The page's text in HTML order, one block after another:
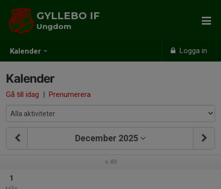
Kalender Logga in
GYLLEBO IF
Ungdom
Kalender
Gå till idag | Prenumerera
December 2025
v.49
1